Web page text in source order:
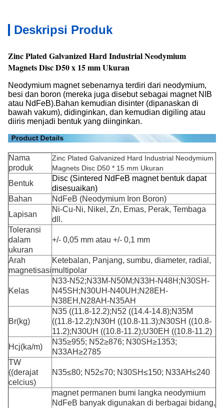
Deskripsi Produk
Zinc Plated Galvanized Hard Industrial Neodymium
Magnets Disc D50 x 15 mm Ukuran
Neodymium magnet sebenarnya terdiri dari neodymium,
besi dan boron (mereka juga disebut sebagai magnet NIB
atau NdFeB).Bahan kemudian disinter (dipanaskan di
bawah vakum), didinginkan, dan kemudian digiling atau
diiris menjadi bentuk yang diinginkan.
Nama
produk
Zinc Plated Galvanized Hard Industrial Neodymium
Magnets Disc D50 * 15 mm Ukuran
Bentuk
Disc (Sintered NdFeB magnet bentuk dapat
disesuaikan)
Bahan
NdFeB (Neodymium Iron Boron)
Lapisan
Ni-Cu-Ni, Nikel, Zn, Emas, Perak, Tembaga
dll.
Toleransi
dalam
ukuran
+/- 0,05 mm atau +/- 0,1 mm
Arah
magnetisasi
Ketebalan, Panjang, sumbu, diameter, radial,
multipolar
Kelas
N33-N52;N33M-N50M;N33H-N48H;N30SH-
N45SH;N30UH-N40UH;N28EH-
N38EH,N28AH-N35AH
Br(kg)
N35 ((11.8-12.2);N52 ((14.4-14.8);N35M
((11.8-12.2);N30H ((10.8-11.3);N30SH ((10.8-
11.2);N30UH ((10.8-11.2);U30EH ((10.8-11.2)
Hcj(ka/m)
N35≥955; N52≥876; N30SH≥1353;
N33AH≥2785
TW
((derajat
celcius)
N35≤80; N52≤70; N30SH≤150; N33AH≤240
magnet permanen bumi langka neodymium
NdFeB banyak digunakan di berbagai bidang,